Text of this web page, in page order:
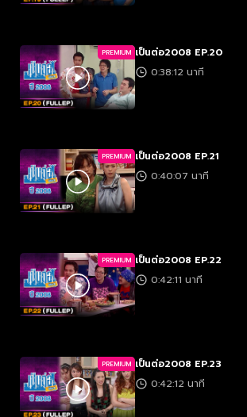
PREMIUM เป็นต่อ2008 EP.20
0:38:12 นาที
PREMIUM เป็นต่อ2008 EP.21
0:40:07 นาที
PREMIUM เป็นต่อ2008 EP.22
0:42:11 นาที
PREMIUM เป็นต่อ2008 EP.23
0:42:12 นาที